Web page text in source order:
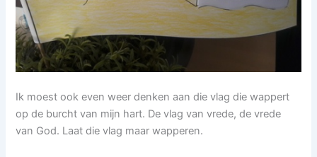
Ik moest ook even weer denken aan die vlag die wappert
op de burcht van mijn hart. De vlag van vrede, de vrede
van God. Laat die vlag maar wapperen.